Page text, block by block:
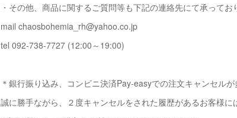
・その他、商品に関するご質問等も下記の連絡先にて承ってお
mail chaosbohemia_rh@yahoo.co.jp
tel 092-738-7727 (12:00～19:00)
＊銀行振り込み、コンビニ決済Pay-easyでの注文キャンセルが
誠に勝手ながら、２度キャンセルをされた履歴があるお客様に